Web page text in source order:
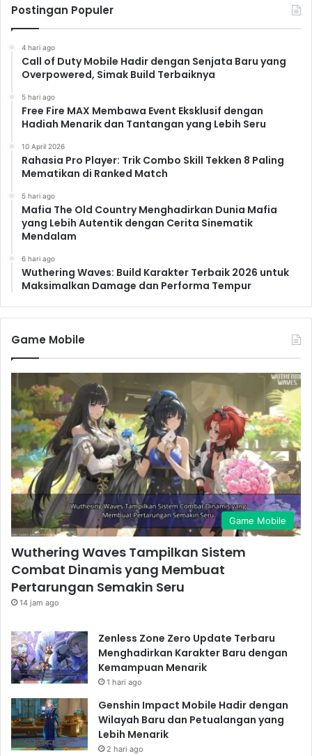
Postingan Populer
4 hari ago
Call of Duty Mobile Hadir dengan Senjata Baru yang
Overpowered, Simak Build Terbaiknya
5 hari ago
Free Fire MAX Membawa Event Eksklusif dengan
Hadiah Menarik dan Tantangan yang Lebih Seru
10 April 2026
Rahasia Pro Player: Trik Combo Skill Tekken 8 Paling
Mematikan di Ranked Match
5 hari ago
Mafia The Old Country Menghadirkan Dunia Mafia
yang Lebih Autentik dengan Cerita Sinematik
Mendalam
6 hari ago
Wuthering Waves: Build Karakter Terbaik 2026 untuk
Maksimalkan Damage dan Performa Tempur
Game Mobile
Game Mobile
Wuthering Waves Tampilkan Sistem
Combat Dinamis yang Membuat
Pertarungan Semakin Seru
14 jam ago
Zenless Zone Zero Update Terbaru
Menghadirkan Karakter Baru dengan
Kemampuan Menarik
1 hari ago
Genshin Impact Mobile Hadir dengan
Wilayah Baru dan Petualangan yang
Lebih Menarik
2 hari ago